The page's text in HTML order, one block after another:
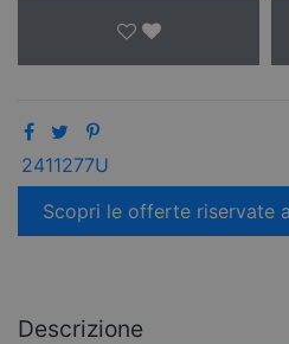
2411277U
Scopri le offerte riservate
Descrizione